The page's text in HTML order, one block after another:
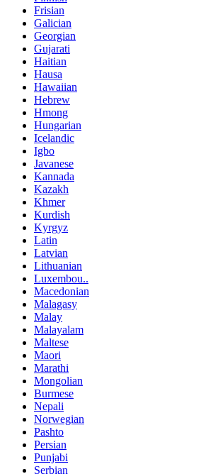
Frisian
Galician
Georgian
Gujarati
Haitian
Hausa
Hawaiian
Hebrew
Hmong
Hungarian
Icelandic
Igbo
Javanese
Kannada
Kazakh
Khmer
Kurdish
Kyrgyz
Latin
Latvian
Lithuanian
Luxembou..
Macedonian
Malagasy
Malay
Malayalam
Maltese
Maori
Marathi
Mongolian
Burmese
Nepali
Norwegian
Pashto
Persian
Punjabi
Serbian